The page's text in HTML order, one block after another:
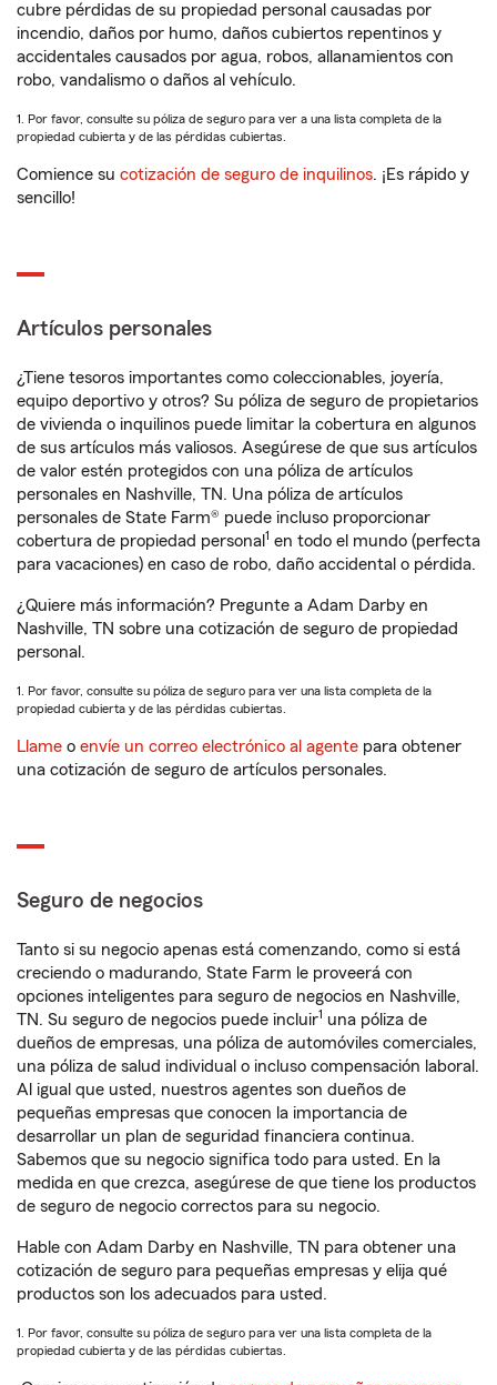
cubre pérdidas de su propiedad personal causadas por
incendio, daños por humo, daños cubiertos repentinos y
accidentales causados por agua, robos, allanamientos con
robo, vandalismo o daños al vehículo.
1. Por favor, consulte su póliza de seguro para ver a una lista completa de la
propiedad cubierta y de las pérdidas cubiertas.
Comience su cotización de seguro de inquilinos. ¡Es rápido y
sencillo!
Artículos personales
¿Tiene tesoros importantes como coleccionables, joyería,
equipo deportivo y otros? Su póliza de seguro de propietarios
de vivienda o inquilinos puede limitar la cobertura en algunos
de sus artículos más valiosos. Asegúrese de que sus artículos
de valor estén protegidos con una póliza de artículos
personales en Nashville, TN. Una póliza de artículos
personales de State Farm® puede incluso proporcionar
cobertura de propiedad personal 1 en todo el mundo (perfecta
para vacaciones) en caso de robo, daño accidental o pérdida.
¿Quiere más información? Pregunte a Adam Darby en
Nashville, TN sobre una cotización de seguro de propiedad
personal.
1. Por favor, consulte su póliza de seguro para ver una lista completa de la
propiedad cubierta y de las pérdidas cubiertas.
Llame o envíe un correo electrónico al agente para obtener
una cotización de seguro de artículos personales.
Seguro de negocios
Tanto si su negocio apenas está comenzando, como si está
creciendo o madurando, State Farm le proveerá con
opciones inteligentes para seguro de negocios en Nashville,
TN. Su seguro de negocios puede incluir1 una póliza de
dueños de empresas, una póliza de automóviles comerciales,
una póliza de salud individual o incluso compensación laboral.
Al igual que usted, nuestros agentes son dueños de
pequeñas empresas que conocen la importancia de
desarrollar un plan de seguridad financiera continua.
Sabemos que su negocio significa todo para usted. En la
medida en que crezca, asegúrese de que tiene los productos
de seguro de negocio correctos para su negocio.
Hable con Adam Darby en Nashville, TN para obtener una
cotización de seguro para pequeñas empresas y elija qué
productos son los adecuados para usted.
1. Por favor, consulte su póliza de seguro para ver una lista completa de la
propiedad cubierta y de las pérdidas cubiertas.